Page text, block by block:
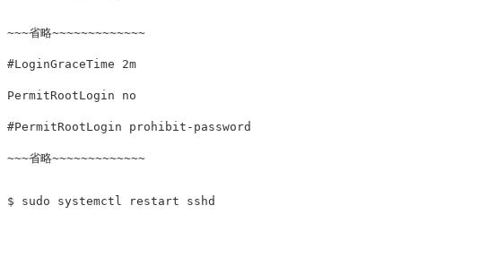
#LoginGraceTime 2m
#PermitRootLogin prohibit-password